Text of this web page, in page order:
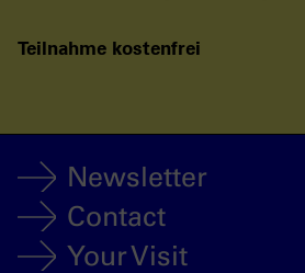
Teilnahme kostenfrei
Newsletter
Contact
Your Visit